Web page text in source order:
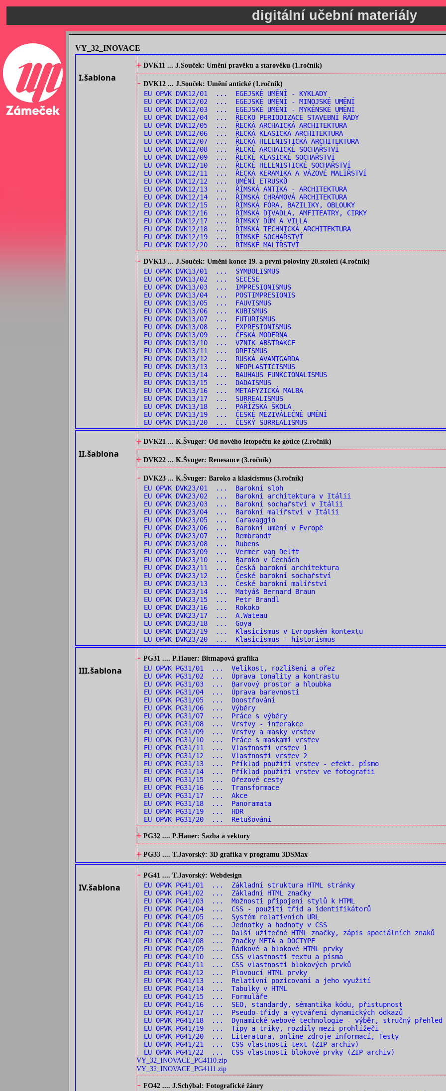
digitální učební materiály
VY_32_INOVACE
I.šablona
+ DVK11 ... J.Souček: Umění pravěku a starověku (1.ročník)
- DVK12 ... J.Souček: Umění antické (1.ročník)
EU OPVK DVK12/01 ... EGEJSKÉ UMĚNÍ - KYKLADY
EU OPVK DVK12/02 ... EGEJSKÉ UMĚNÍ - MINOJSKÉ UMĚNÍ
EU OPVK DVK12/03 ... EGEJSKÉ UMĚNÍ - MYKÉNSKÉ UMĚNÍ
EU OPVK DVK12/04 ... ŘECKO PERIODIZACE STAVEBNÍ ŘÁDY
EU OPVK DVK12/05 ... ŘECKÁ ARCHAICKÁ ARCHITEKTURA
EU OPVK DVK12/06 ... ŘECKÁ KLASICKÁ ARCHITEKTURA
EU OPVK DVK12/07 ... ŘECKÁ HELENISTICKÁ ARCHITEKTURA
EU OPVK DVK12/08 ... ŘECKÉ ARCHAICKÉ SOCHAŘSTVÍ
EU OPVK DVK12/09 ... ŘECKÉ KLASICKÉ SOCHAŘSTVÍ
EU OPVK DVK12/10 ... ŘECKÉ HELENISTICKÉ SOCHAŘSTVÍ
EU OPVK DVK12/11 ... ŘECKÁ KERAMIKA A VÁZOVÉ MALÍŘSTVÍ
EU OPVK DVK12/12 ... UMĚNÍ ETRUSKŮ
EU OPVK DVK12/13 ... ŘÍMSKÁ ANTIKA - ARCHITEKTURA
EU OPVK DVK12/14 ... ŘÍMSKÁ CHRÁMOVÁ ARCHITEKTURA
EU OPVK DVK12/15 ... ŘÍMSKÁ FÓRA, BAZILIKY, OBLOUKY
EU OPVK DVK12/16 ... ŘÍMSKÁ DIVADLA, AMFITEATRY, CIRKY
EU OPVK DVK12/17 ... ŘÍMSKÝ DŮM A VILLA
EU OPVK DVK12/18 ... ŘÍMSKÁ TECHNICKÁ ARCHITEKTURA
EU OPVK DVK12/19 ... ŘÍMSKÉ SOCHAŘSTVÍ
EU OPVK DVK12/20 ... ŘÍMSKÉ MALÍŘSTVÍ
- DVK13 ... J.Souček: Umění konce 19. a první poloviny 20.století (4.ročník)
EU OPVK DVK13/01 ... SYMBOLISMUS
EU OPVK DVK13/02 ... SECESE
EU OPVK DVK13/03 ... IMPRESIONISMUS
EU OPVK DVK13/04 ... POSTIMPRESIONIS
EU OPVK DVK13/05 ... FAUVISMUS
EU OPVK DVK13/06 ... KUBISMUS
EU OPVK DVK13/07 ... FUTURISMUS
EU OPVK DVK13/08 ... EXPRESIONISMUS
EU OPVK DVK13/09 ... ČESKÁ MODERNA
EU OPVK DVK13/10 ... VZNIK ABSTRAKCE
EU OPVK DVK13/11 ... ORFISMUS
EU OPVK DVK13/12 ... RUSKÁ AVANTGARDA
EU OPVK DVK13/13 ... NEOPLASTICISMUS
EU OPVK DVK13/14 ... BAUHAUS FUNKCIONALISMUS
EU OPVK DVK13/15 ... DADAISMUS
EU OPVK DVK13/16 ... METAFYZICKÁ MALBA
EU OPVK DVK13/17 ... SURREALISMUS
EU OPVK DVK13/18 ... PAŘÍŽSKÁ ŠKOLA
EU OPVK DVK13/19 ... ČESKÉ MEZIVÁLEČNÉ UMĚNÍ
EU OPVK DVK13/20 ... ČESKÝ SURREALISMUS
II.šablona
+ DVK21 ... K.Švuger: Od nového letopočtu ke gotice (2.ročník)
+ DVK22 ... K.Švuger: Renesance (3.ročník)
- DVK23 ... K.Švuger: Baroko a klasicismus (3.ročník)
EU OPVK DVK23/01 ... Barokní sloh
EU OPVK DVK23/02 ... Barokní architektura v Itálii
EU OPVK DVK23/03 ... Barokní sochařství v Itálii
EU OPVK DVK23/04 ... Barokní malířství v Itálii
EU OPVK DVK23/05 ... Caravaggio
EU OPVK DVK23/06 ... Barokní umění v Evropě
EU OPVK DVK23/07 ... Rembrandt
EU OPVK DVK23/08 ... Rubens
EU OPVK DVK23/09 ... Vermer van Delft
EU OPVK DVK23/10 ... Baroko v Čechách
EU OPVK DVK23/11 ... Česká barokní architektura
EU OPVK DVK23/12 ... České barokní sochařství
EU OPVK DVK23/13 ... České barokní malířství
EU OPVK DVK23/14 ... Matyáš Bernard Braun
EU OPVK DVK23/15 ... Petr Brandl
EU OPVK DVK23/16 ... Rokoko
EU OPVK DVK23/17 ... A.Wateau
EU OPVK DVK23/18 ... Goya
EU OPVK DVK23/19 ... Klasicismus v Evropském kontextu
EU OPVK DVK23/20 ... Klasicismus - historismus
III.šablona
- PG31 .... P.Hauer: Bitmapová grafika
EU OPVK PG31/01 ... Velikost, rozlišení a ořez
EU OPVK PG31/02 ... Úprava tonality a kontrastu
EU OPVK PG31/03 ... Barvový prostor a hloubka
EU OPVK PG31/04 ... Úprava barevnosti
EU OPVK PG31/05 ... Doostřování
EU OPVK PG31/06 ... Výběry
EU OPVK PG31/07 ... Práce s výběry
EU OPVK PG31/08 ... Vrstvy - interakce
EU OPVK PG31/09 ... Vrstvy a masky vrstev
EU OPVK PG31/10 ... Práce s maskami vrstev
EU OPVK PG31/11 ... Vlastnosti vrstev 1
EU OPVK PG31/12 ... Vlastnosti vrstev 2
EU OPVK PG31/13 ... Příklad použití vrstev - efekt. písmo
EU OPVK PG31/14 ... Příklad použití vrstev ve fotografii
EU OPVK PG31/15 ... Ořezové cesty
EU OPVK PG31/16 ... Transformace
EU OPVK PG31/17 ... Akce
EU OPVK PG31/18 ... Panoramata
EU OPVK PG31/19 ... HDR
EU OPVK PG31/20 ... Retušování
+ PG32 .... P.Hauer: Sazba a vektory
+ PG33 .... T.Javorský: 3D grafika v programu 3DSMax
IV.šablona
- PG41 .... T.Javorský: Webdesign
EU OPVK PG41/01 ... Základní struktura HTML stránky
EU OPVK PG41/02 ... Základní HTML značky
EU OPVK PG41/03 ... Možnosti připojení stylů k HTML
EU OPVK PG41/04 ... CSS - použití tříd a identifikátorů
EU OPVK PG41/05 ... Systém relativních URL
EU OPVK PG41/06 ... Jednotky a hodnoty v CSS
EU OPVK PG41/07 ... Další užitečné HTML značky, zápis speciálních znaků
EU OPVK PG41/08 ... Značky META a DOCTYPE
EU OPVK PG41/09 ... Řádkové a blokové HTML prvky
EU OPVK PG41/10 ... CSS vlastnosti textu a písma
EU OPVK PG41/11 ... CSS vlastnosti blokových prvků
EU OPVK PG41/12 ... Plovoucí HTML prvky
EU OPVK PG41/13 ... Relativní pozicovaní a jeho využití
EU OPVK PG41/14 ... Tabulky v HTML
EU OPVK PG41/15 ... Formuláře
EU OPVK PG41/16 ... SEO, standardy, sémantika kódu, přistupnost
EU OPVK PG41/17 ... Pseudo-třídy a vytváření dynamických odkazů
EU OPVK PG41/18 ... Dynamické webové technologie - výběr, stručný přehled
EU OPVK PG41/19 ... Tipy a triky, rozdíly mezi prohlížeči
EU OPVK PG41/20 ... Literatura, online zdroje informací, Testy
EU OPVK PG41/21 ... CSS vlastnosti text (ZIP archiv)
EU OPVK PG41/22 ... CSS vlastnosti blokové prvky (ZIP archiv)
VY_32_INOVACE_PG4110.zip
VY_32_INOVACE_PG4111.zip
- FO42 .... J.Schýbal: Fotografické žánry